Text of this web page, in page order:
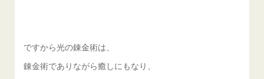
ですから光の錬金術は、
錬金術でありながら癒しにもなり、